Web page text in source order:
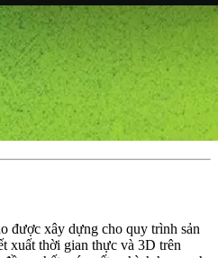
được xây dựng cho quy trình sản
xuất thời gian thực và 3D trên